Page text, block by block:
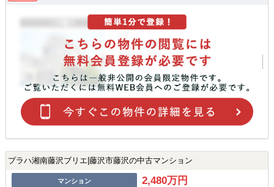
プラハ湘南藤沢ブリエ|藤沢市藤沢の中古マンション
マンション 2,480万円